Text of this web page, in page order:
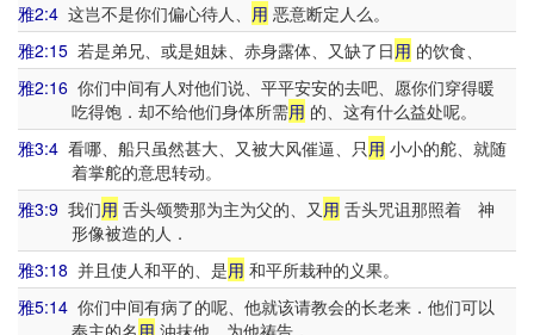
雅2:4 这岂不是你们偏心待人、 用 恶意断定人么。
雅2:15 若是弟兄、或是姐妹、赤身露体、又缺了日用 的饮食、
雅2:16 你们中间有人对他们说、平平安安的去吧、愿你们穿得暖
吃得饱．却不给他们身体所需用 的、这有什么益处呢。
雅3:4 看哪、船只虽然甚大、又被大风催逼、只用 小小的舵、就随
着掌舵的意思转动。
雅3:9 我们用 舌头颂赞那为主为父的、又用 舌头咒诅那照着 神
形像被造的人．
雅3:18 并且使人和平的、是用 和平所栽种的义果。
雅5:14 你们中间有病了的呢、他就该请教会的长老来．他们可以
奉主的名用 油抹他、为他祷告．